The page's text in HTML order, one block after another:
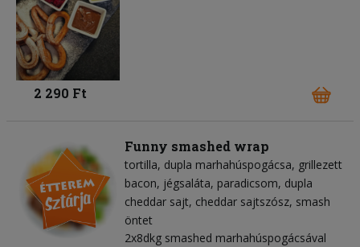
2 290 Ft
Funny smashed wrap
tortilla dupla marhahúspogácsa grillezett
bacon jégsaláta paradicsom dupla
cheddar sajt cheddar sajtszósz smash
öntet
2x8dkg smashed marhahúspogácsával